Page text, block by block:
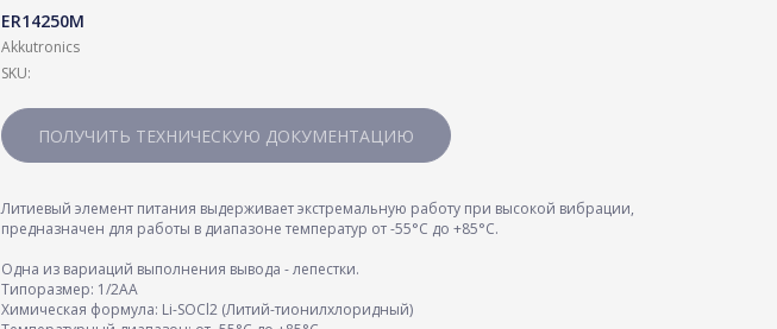
ER14250M
Akkutronics
SKU:
ПОЛУЧИТЬ ТЕХНИЧЕСКУЮ ДОКУМЕНТАЦИЮ
Литиевый элемент питания выдерживает экстремальную работу при высокой вибрации,
предназначен для работы в диапазоне температур от -55°С до +85°С.
Одна из вариаций выполнения вывода - лепестки.
Типоразмер: 1/2AA
Химическая формула: Li-SOCl2 (Литий-тионилхлоридный)